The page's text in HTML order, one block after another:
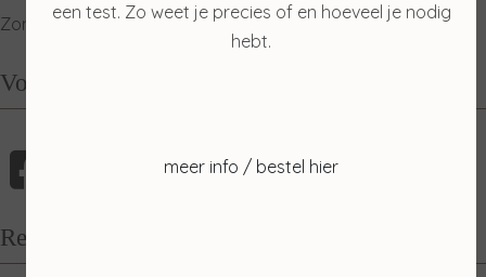
Zondag: relaxdag
Volg mij
Recensies
een test. Zo weet je precies of en hoeveel je nodig
hebt.
meer info / bestel hier